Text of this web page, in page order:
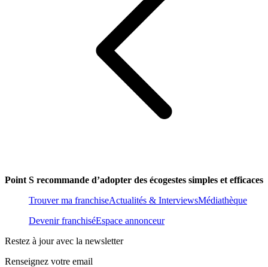
Point S recommande d’adopter des écogestes simples et efficaces
Trouver ma franchiseActualités & InterviewsMédiathèque
Devenir franchiséEspace annonceur
Restez à jour avec la newsletter
Renseignez votre email